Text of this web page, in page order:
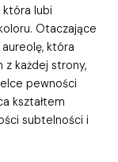
która lubi
Otaczające
która
z każdej strony,
pewności
kształtem
subtelności i